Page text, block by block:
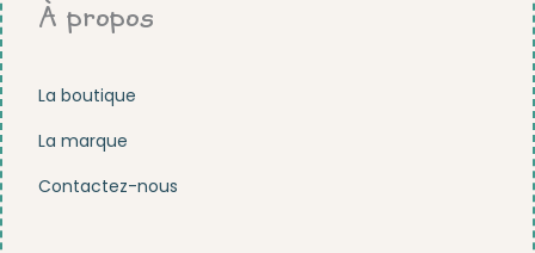
À propos
La boutique
La marque
Contactez-nous